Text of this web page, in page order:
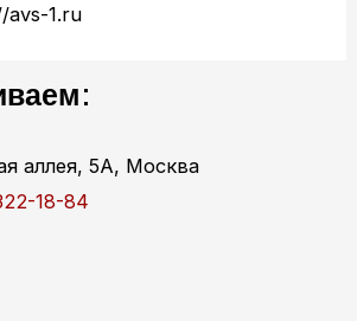
аллея, 5А, Москва
18-84
avs-1.ru